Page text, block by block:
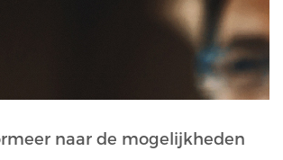
G
A
naar de mogelijkheden